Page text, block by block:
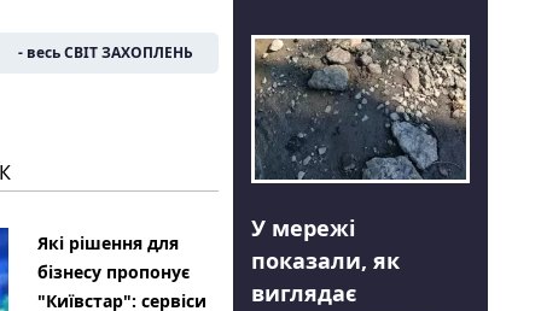
- весь СВІТ ЗАХОПЛЕНЬ
Які рішення для
бізнесу пропонує
"Київстар": сервіси
У мережі
показали, як
виглядає